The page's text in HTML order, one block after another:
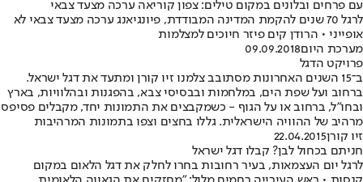
עם פרחים ובלונים במקום טילים: צפון קוריאה ערכה מצעד צבאי
לרגל 70 שנים להקמת המדינה המבודדת, פיונגיאנג ערכה מצעד צבאי לא
אופייני • הרודן קים פיזר חיוכים למצלמות
מערכת היום09.09.2018
פרויקט הדגל
ב־15 השנים האחרונות מסתובב צלמנו זיו קורן ומתעד את דגל ישראל.
ברחוב ועל שפת הים, במלחמות ובבסיסי צבא, בהפגנות ובהלוויות, בארץ
ובחו"ל, ברחוב או על הגוף - כשמקבצים את התמונות יחד, מקבלים פסיפס
מרהיב של ההוויה הישראלית. גללו בחצים וצפו בתמונות המרהיבות
זיו קורן22.04.2015
חניתם בכחול לבן? קבלו דגל ישראל
לרגל יום העצמאות, בעיר רחובות בחרו לחלק את דגל הלאום במקום